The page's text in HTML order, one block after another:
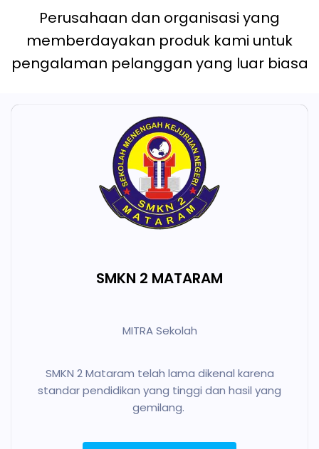
Perusahaan dan organisasi yang
memberdayakan produk kami untuk
pengalaman pelanggan yang luar biasa
SMKN 2 MATARAM
MITRA Sekolah
SMKN 2 Mataram telah lama dikenal karena
standar pendidikan yang tinggi dan hasil yang
gemilang.